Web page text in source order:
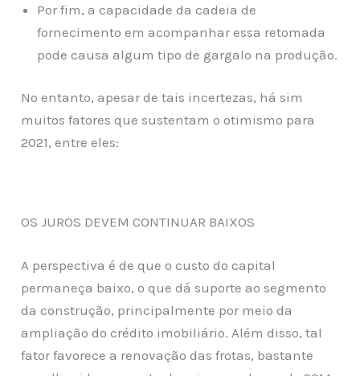
Por fim, a capacidade da cadeia de
fornecimento em acompanhar essa retomada
pode causa algum tipo de gargalo na produção.
No entanto, apesar de tais incertezas, há sim
muitos fatores que sustentam o otimismo para
2021, entre eles:
OS JUROS DEVEM CONTINUAR BAIXOS
A perspectiva é de que o custo do capital
permaneça baixo, o que dá suporte ao segmento
da construção, principalmente por meio da
ampliação do crédito imobiliário. Além disso, tal
fator favorece a renovação das frotas, bastante